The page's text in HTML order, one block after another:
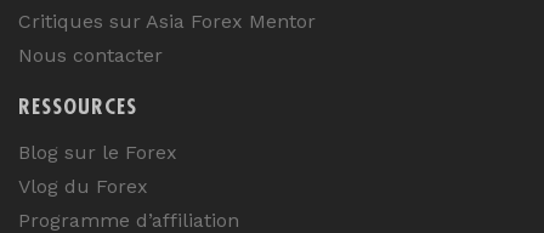
Critiques sur Asia Forex Mentor
Nous contacter
RESSOURCES
Blog sur le Forex
Vlog du Forex
Programme d’affiliation